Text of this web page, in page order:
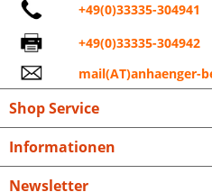
+49(0)33335-304941
+49(0)33335-304942
mail(AT)anhaenger-
Shop Service
Informationen
Newsletter